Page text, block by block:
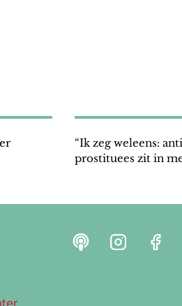
“Ik zeg weleens:
prostituees zit in